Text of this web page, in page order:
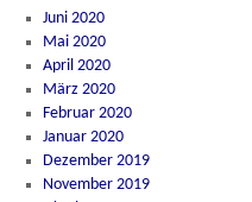
Juni 2020
Mai 2020
April 2020
März 2020
Februar 2020
Januar 2020
Dezember 2019
November 2019